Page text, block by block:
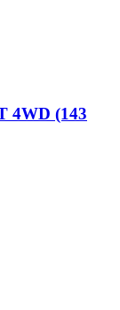
4WD (143